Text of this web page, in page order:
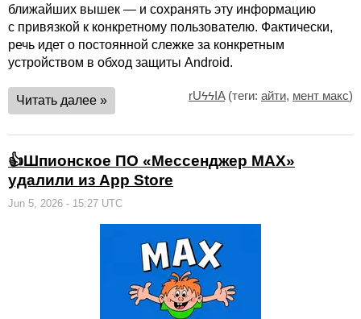
ближайших вышек — и сохранять эту информацию
с привязкой к конкретному пользователю. Фактически,
речь идет о постоянной слежке за конкретным
устройством в обход защиты Android.
Читать далее » rUϟϟIA(теги: айти, мент макс)
👍Шпионское ПО «Мессенджер MAX»
удалили из App Store
Jun 5, 2026 - 15:27 UTC